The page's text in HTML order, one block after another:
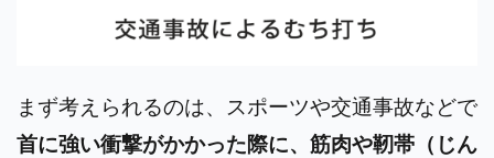
まず考えられるのは、スポーツや交通事故などで
首に強い衝撃がかかった際に、筋肉や靭帯（じん